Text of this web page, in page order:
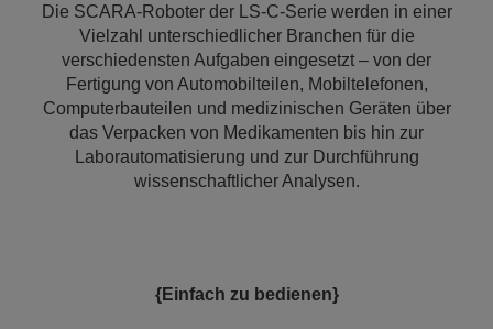
Die SCARA-Roboter der LS-C-Serie werden in einer
Vielzahl unterschiedlicher Branchen für die
verschiedensten Aufgaben eingesetzt – von der
Fertigung von Automobilteilen, Mobiltelefonen,
Computerbauteilen und medizinischen Geräten über
das Verpacken von Medikamenten bis hin zur
Laborautomatisierung und zur Durchführung
wissenschaftlicher Analysen.
{Einfach zu bedienen}